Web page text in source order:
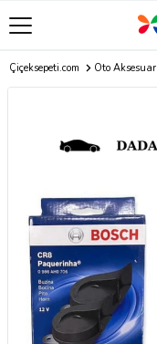
Çiçeksepeti.com Oto Aksesuar